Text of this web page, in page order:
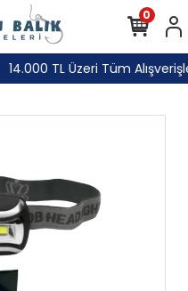
14.000 TL Üzeri Tüm
0